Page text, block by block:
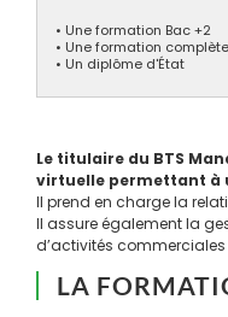
• Une formation Bac +2
• Une formation complète
• Un diplôme d'État
Le titulaire du BTS
virtuelle permettant à
Il prend en charge la
Il assure également la
d’activités
LA